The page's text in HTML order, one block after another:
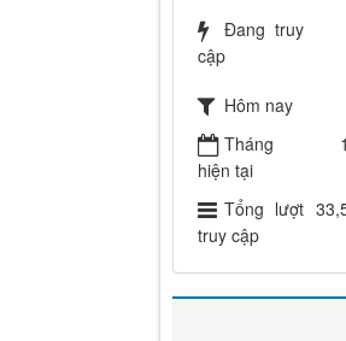
Đang truy
cập
Hôm nay
Tháng
hiện tại
Tổng lượt
truy cập